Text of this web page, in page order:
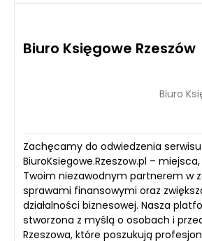
Biuro Księgowe Rzeszów
Biuro
Zachęcamy do odwiedzenia serwisu
BiuroKsiegowe.Rzeszow.pl –
Twoim niezawodnym partnerem w
sprawami finansowymi oraz
działalności biznesowej. Nasza
stworzona z myślą o osobach i
Rzeszowa, które poszukują